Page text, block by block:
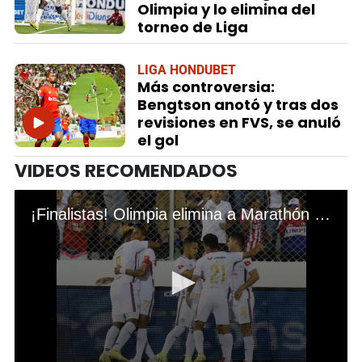
Olimpia y lo elimina del
torneo de Liga
LIGA HONDUBET
Más controversia:
Bengtson anotó y tras dos
revisiones en FVS, se anuló
el gol
VIDEOS RECOMENDADOS
¡Finalistas! Olimpia elimina a Marathón y jugará la gran final del Clausura 2023 ante Olancho FC